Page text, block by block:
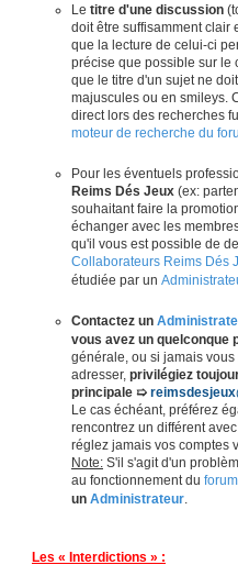
Le titre d'une discussion
doit être suffisamment clair
que la lecture de celui-ci
précise que possible sur le
que le titre d'un sujet ne
majuscules ou en smileys.
direct lors des recherches
moteur de recherche du
Pour les éventuels
Reims Dés Jeux (ex:
souhaitant faire la
échanger avec les
qu'il vous est possible de
Collaborateurs Reims Dés
étudiée par un
Contactez un
vous avez un quelconque
générale, ou si jamais
adresser, privilégiez
principale ➯
Le cas échéant, préférez
rencontrez un différent
réglez jamais vos comptes
Note: S'il s'agit d'un
au fonctionnement du forum
un Administrateur
Les « Interdictions » :